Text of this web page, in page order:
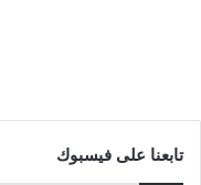
تابعنا على فيسبوك